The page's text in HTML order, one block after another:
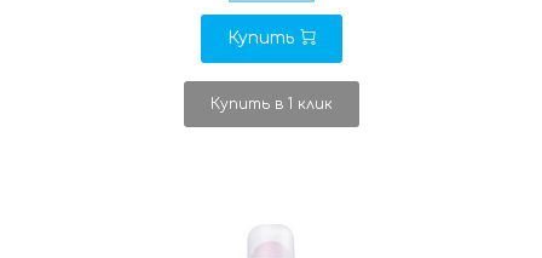
Купить
Купить в 1 клик